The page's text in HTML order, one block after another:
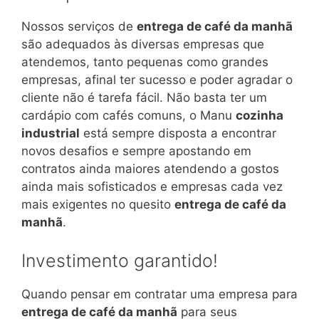
Nossos serviços de entrega de café da manhã
são adequados às diversas empresas que
atendemos, tanto pequenas como grandes
empresas, afinal ter sucesso e poder agradar o
cliente não é tarefa fácil. Não basta ter um
cardápio com cafés comuns, o Manu cozinha
industrial está sempre disposta a encontrar
novos desafios e sempre apostando em
contratos ainda maiores atendendo a gostos
ainda mais sofisticados e empresas cada vez
mais exigentes no quesito entrega de café da
manhã.
Investimento garantido!
Quando pensar em contratar uma empresa para
entrega de café da manhã para seus